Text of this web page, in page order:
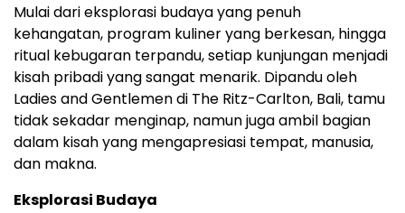
Mulai dari eksplorasi budaya yang penuh
kehangatan, program kuliner yang berkesan, hingga
ritual kebugaran terpandu, setiap kunjungan menjadi
kisah pribadi yang sangat menarik. Dipandu oleh
Ladies and Gentlemen di The Ritz-Carlton, Bali, tamu
tidak sekadar menginap, namun juga ambil bagian
dalam kisah yang mengapresiasi tempat, manusia,
dan makna.
Eksplorasi Budaya